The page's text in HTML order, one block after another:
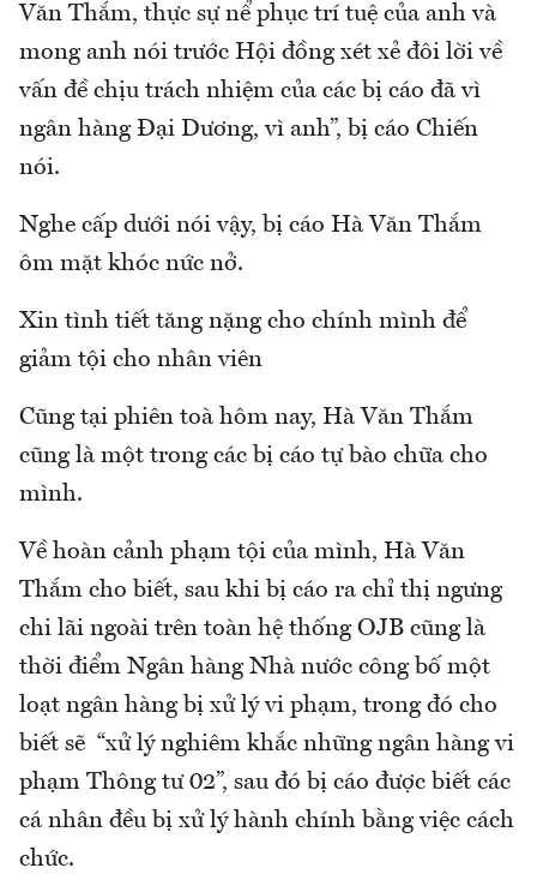
Văn Thắm, thực sự nể phục trí tuệ của anh và
mong anh nói trước Hội đồng xét xẻ đôi lời về
vấn đề chịu trách nhiệm của các bị cáo đã vì
ngân hàng Đại Dương, vì anh”, bị cáo Chiến
nói.
Nghe cấp dưới nói vậy, bị cáo Hà Văn Thắm
ôm mặt khóc nức nở.
Xin tình tiết tăng nặng cho chính mình để
giảm tội cho nhân viên
Cũng tại phiên toà hôm nay, Hà Văn Thắm
cũng là một trong các bị cáo tự bào chữa cho
mình.
Về hoàn cảnh phạm tội của mình, Hà Văn
Thắm cho biết, sau khi bị cáo ra chỉ thị ngưng
chi lãi ngoài trên toàn hệ thống OJB cũng là
thời điểm Ngân hàng Nhà nước công bố một
loạt ngân hàng bị xử lý vi phạm, trong đó cho
biết sẽ “xử lý nghiêm khắc những ngân hàng vi
phạm Thông tư 02”, sau đó bị cáo được biết các
cá nhân đều bị xử lý hành chính bằng việc cách
chức.